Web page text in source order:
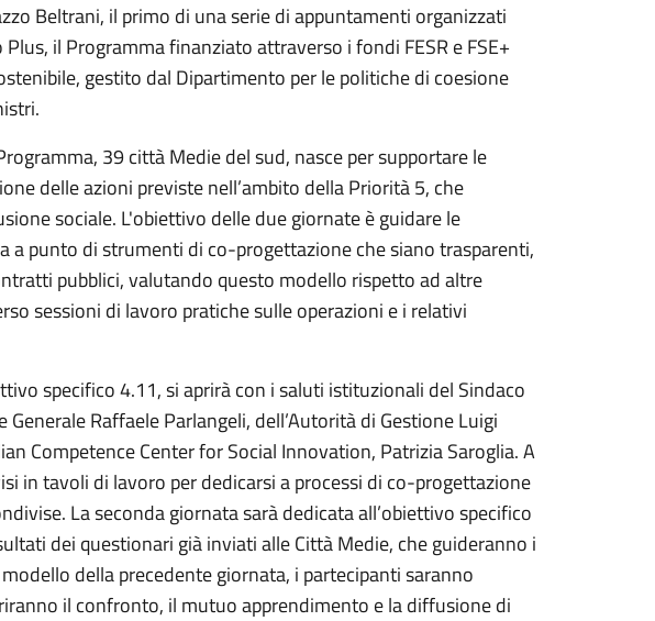
Beltrani, il primo di una serie di appuntamenti organizzati
il Programma finanziato attraverso i fondi FESR e FSE+
gestito dal Dipartimento per le politiche di coesione
39 città Medie del sud, nasce per supportare le
delle azioni previste nell’ambito della Priorità 5, che
sociale. L'obiettivo delle due giornate è guidare le
a punto di strumenti di co-progettazione che siano trasparenti,
pubblici, valutando questo modello rispetto ad altre
sessioni di lavoro pratiche sulle operazioni e i relativi
specifico 4.11, si aprirà con i saluti istituzionali del Sindaco
Raffaele Parlangeli, dell’Autorità di Gestione Luigi
Competence Center for Social Innovation, Patrizia Saroglia. A
in tavoli di lavoro per dedicarsi a processi di co-progettazione
La seconda giornata sarà dedicata all’obiettivo specifico
dei questionari già inviati alle Città Medie, che guideranno i
della precedente giornata, i partecipanti saranno
il confronto, il mutuo apprendimento e la diffusione di